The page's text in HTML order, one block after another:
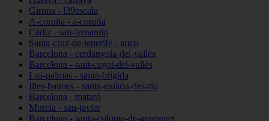
Girona - l39escala
A-coruña - a-coruña
Cádiz - san-fernando
Santa-cruz-de-tenerife - arico
Barcelona - cerdanyola-del-vallès
Barcelona - sant-cugat-del-vallès
Las-palmas - santa-brígida
Illes-balears - santa-eulària-des-riu
Barcelona - mataró
Murcia - san-javier
Barcelona - santa-coloma-de-gramenet